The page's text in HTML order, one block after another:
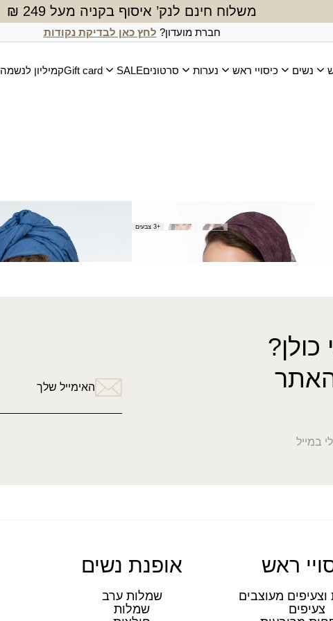
משלוח חינם לנק’ איסוף בקניה מעל 249 ₪
חברת מועדון? לחץ כאן לבדיקת נקודות
נשים כיסויי ראש נערות סרטוניםSALE
Gift cardקמיליון לנשמה
אדל
+3 צבעים
מטפחת משואה
במייל
האימייל שלך
ראש
מעוצבים
צעיפים
אופנת נשים
שמלות ערב
שמלות